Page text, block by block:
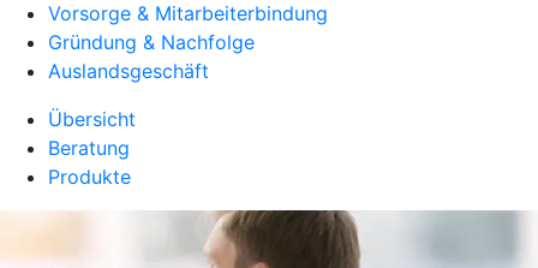
Vorsorge & Mitarbeiterbindung
Gründung & Nachfolge
Auslandsgeschäft
Übersicht
Beratung
Produkte